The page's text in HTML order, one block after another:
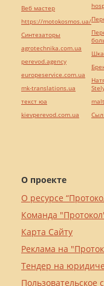
О проекте
О ресурсе
Команда
Карта Сайту
Реклама на
Тендер на
Пользовательское
Веб мастер
https://motokosmos.ua/
Синтезаторы
agrotechnika.com.ua
perevod.agency
europeservice.com.ua
mk-translations.ua
текст юа
kievperevod.com.ua